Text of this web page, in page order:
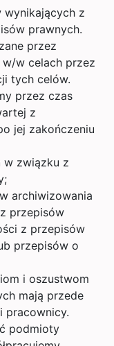
wynikających z
prawnych.
przez
w/w celach przez
tych celów.
przez czas
z
jej zakończeniu
w związku z
archiwizowania
przepisów
z przepisów
przepisów o
i oszustwom
mają przede
pracownicy.
podmioty